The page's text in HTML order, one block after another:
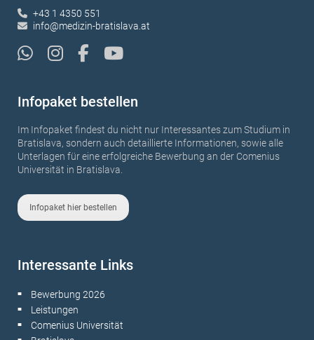
+43 1 4350 551
info@medizin-bratislava.at
Infopaket bestellen
Im Infopaket findest du nicht nur Interessantes zum Studium in
Bratislava, sondern auch detaillierte Informationen, sowie alle
Unterlagen für eine erfolgreiche Bewerbung an der Comenius
Universität in Bratislava.
Infopaket hier bestellen
Interessante Links
■ Bewerbung 2026
■ Leistungen
■ Comenius Universität